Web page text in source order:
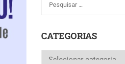
CATEGORIAS
Categorias